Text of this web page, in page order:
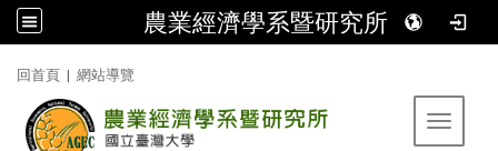
農業經濟學系暨研究所
回首頁 | 網站導覽
Toggle